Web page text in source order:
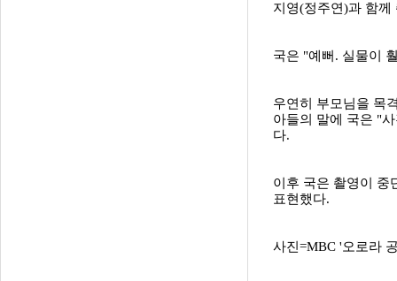
지영(정주연)과 함께
국은 "예뻐. 실물이
우연히 부모님을 목
아들의 말에 국은 "
다.
이후 국은 촬영이 중
표현했다.
사진=MBC '오로라